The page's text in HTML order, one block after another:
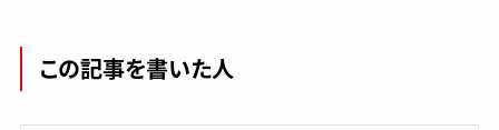
この記事を書いた人